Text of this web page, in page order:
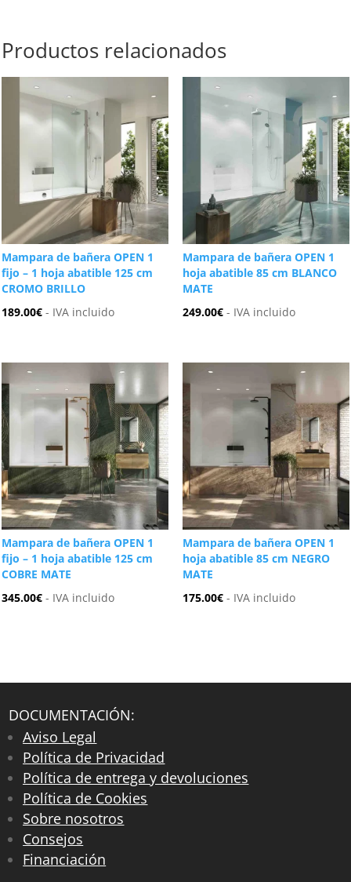
Productos relacionados
Mampara de bañera OPEN 1
fijo – 1 hoja abatible 125 cm
CROMO BRILLO
189.00€ - IVA incluido
Mampara de bañera OPEN 1
hoja abatible 85 cm BLANCO
MATE
249.00€ - IVA incluido
Mampara de bañera OPEN 1
fijo – 1 hoja abatible 125 cm
COBRE MATE
345.00€ - IVA incluido
Mampara de bañera OPEN 1
hoja abatible 85 cm NEGRO
MATE
175.00€ - IVA incluido
DOCUMENTACIÓN:
Aviso Legal
Política de Privacidad
Política de entrega y devoluciones
Política de Cookies
Sobre nosotros
Consejos
Financiación